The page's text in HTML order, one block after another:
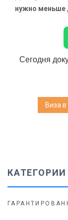
нужно меньше
Сегодня
Виза
КАТЕГОРИИ